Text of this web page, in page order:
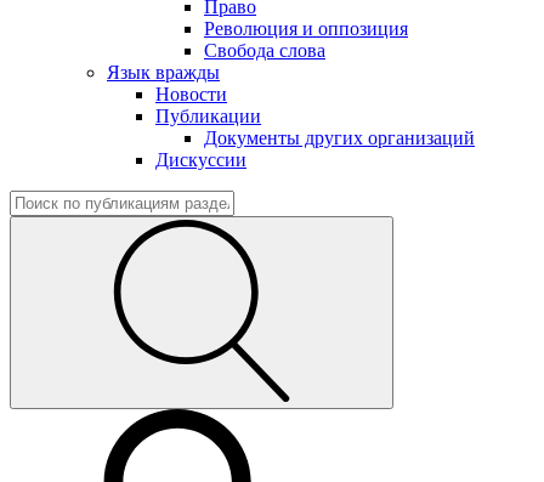
Право
Революция и оппозиция
Свобода слова
Язык вражды
Новости
Публикации
Документы других организаций
Дискуссии